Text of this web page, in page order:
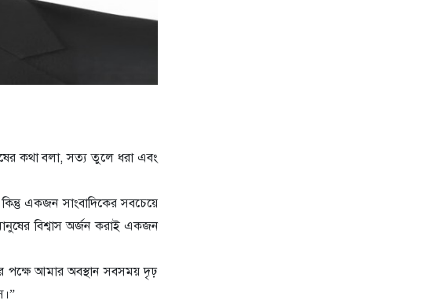
কথা বলা, সত্য তুলে ধরা এবং
একজন সাংবাদিকের সবচেয়ে
বিশ্বাস অর্জন করাই একজন
আমার অবস্থান সবসময় দৃঢ়